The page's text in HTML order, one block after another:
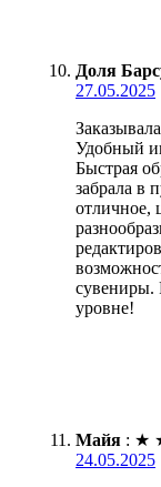
Доля
27.05.2025
Удобный
Быстрая
забрала в
отличное,
сувениры.
уровне!
Майя : ★
24.05.2025